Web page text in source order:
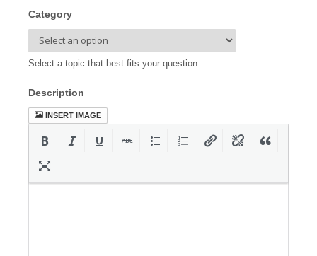
Category
Select a topic that best fits your question.
Description
INSERT IMAGE